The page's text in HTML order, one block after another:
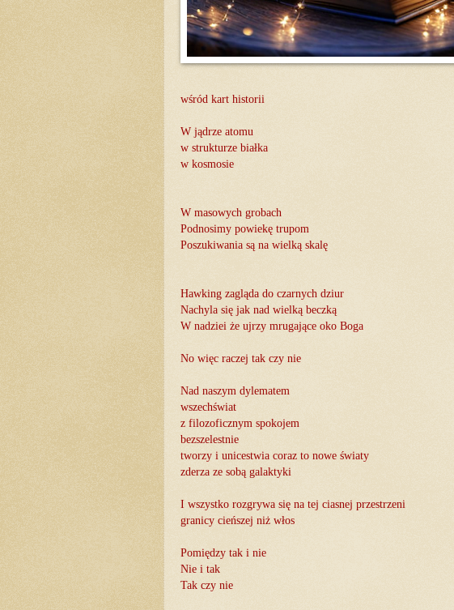
wśród kart historii
W jądrze atomu
w strukturze białka
w kosmosie
W masowych grobach
Podnosimy powiekę trupom
Poszukiwania są na wielką skalę
Hawking zagląda do czarnych dziur
Nachyla się jak nad wielką beczką
W nadziei że ujrzy mrugające oko Boga
No więc raczej tak czy nie
Nad naszym dylematem
wszechświat
z filozoficznym spokojem
bezszelestnie
tworzy i unicestwia coraz to nowe światy
zderza ze sobą galaktyki
I wszystko rozgrywa się na tej ciasnej przestrzeni
granicy cieńszej niż włos
Pomiędzy tak i nie
Nie i tak
Tak czy nie